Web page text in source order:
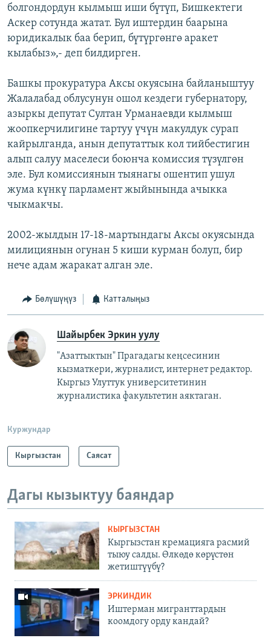
болгондордун кылмыш иши бүтүп, Бишкектеги
Аскер сотунда жатат. Бул иштердин баарына
юридикалык баа берип, бүтүргөнгө аракет
кылабыз»,- деп билдирген.
Башкы прокуратура Аксы окуясына байланыштуу
Жалалабад облусунун ошол кездеги губернатору,
азыркы депутат Султан Урманаевди кылмыш
жоопкерчилигине тартуу үчүн макулдук сурап
кайрылганда, анын депутаттык кол тийбестигин
алып салуу маселеси боюнча комиссия түзүлгөн
эле. Бул комиссиянын тыянагы ошентип ушул
жума күнкү парламент жыйынында ачыкка
чыкмакчы.
2002-жылдын 17-18-мартындагы Аксы окуясында
милициянын огунан 5 киши курман болуп, бир
нече адам жаракат алган эле.
Бөлүшүңүз Катталыңыз
Шайырбек Эркин уулу
"Азаттыктын" Прагадагы кеңсесинин
кызматкери, журналист, интернет редактор.
Кыргыз Улуттук университетинин
журналистика факультетин аяктаган.
Куржундар
Кыргызстан Саясат
Дагы кызыктуу баяндар
КЫРГЫЗСТАН
Кыргызстан кремацияга расмий
тыюу салды. Өлкөдө көрүстөн
жетиштүүбү?
ЭРКИНДИК
Иштерман мигранттардын
коомдогу орду кандай?